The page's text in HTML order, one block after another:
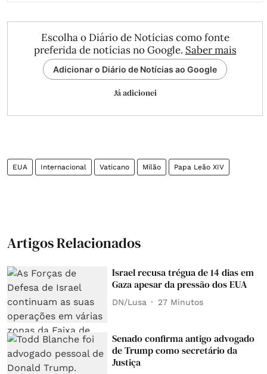
Escolha o Diário de Notícias como fonte
preferida de notícias no Google. Saber mais
Adicionar o Diário de Notícias ao Google
Já adicionei
EUA Internacional Vaticano Milão Papa Leão XIV
Artigos Relacionados
Israel recusa trégua de 14 dias em
Gaza apesar da pressão dos EUA
DN/Lusa 27 Minutos
Senado confirma antigo advogado
de Trump como secretário da
Justiça